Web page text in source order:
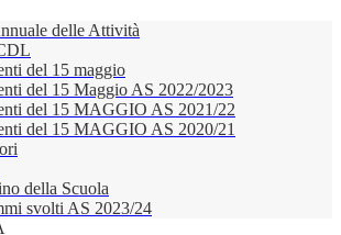
delle Attività
del 15 maggio
del 15 Maggio AS 2022/2023
del 15 MAGGIO AS 2021/22
del 15 MAGGIO AS 2020/21
della Scuola
svolti AS 2023/24